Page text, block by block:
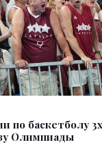
по баскетболу
Олимпиады